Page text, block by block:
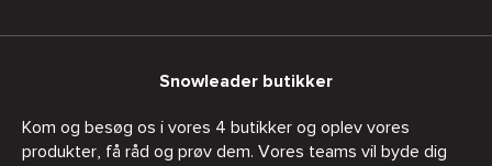
Snowleader butikker
Kom og besøg os i vores 4 butikker og oplev vores
produkter, få råd og prøv dem. Vores teams vil byde dig